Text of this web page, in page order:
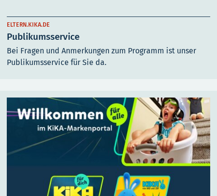
ELTERN.KIKA.DE
Publikumsservice
Bei Fragen und Anmerkungen zum Programm ist unser
Publikumsservice für Sie da.